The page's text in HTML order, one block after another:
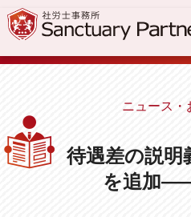
ニュース・
待遇差の説
を追加